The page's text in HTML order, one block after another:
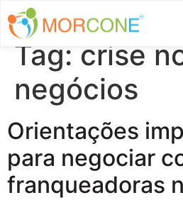
Tag: crise
negócios
Orientações
para negociar
franqueadoras